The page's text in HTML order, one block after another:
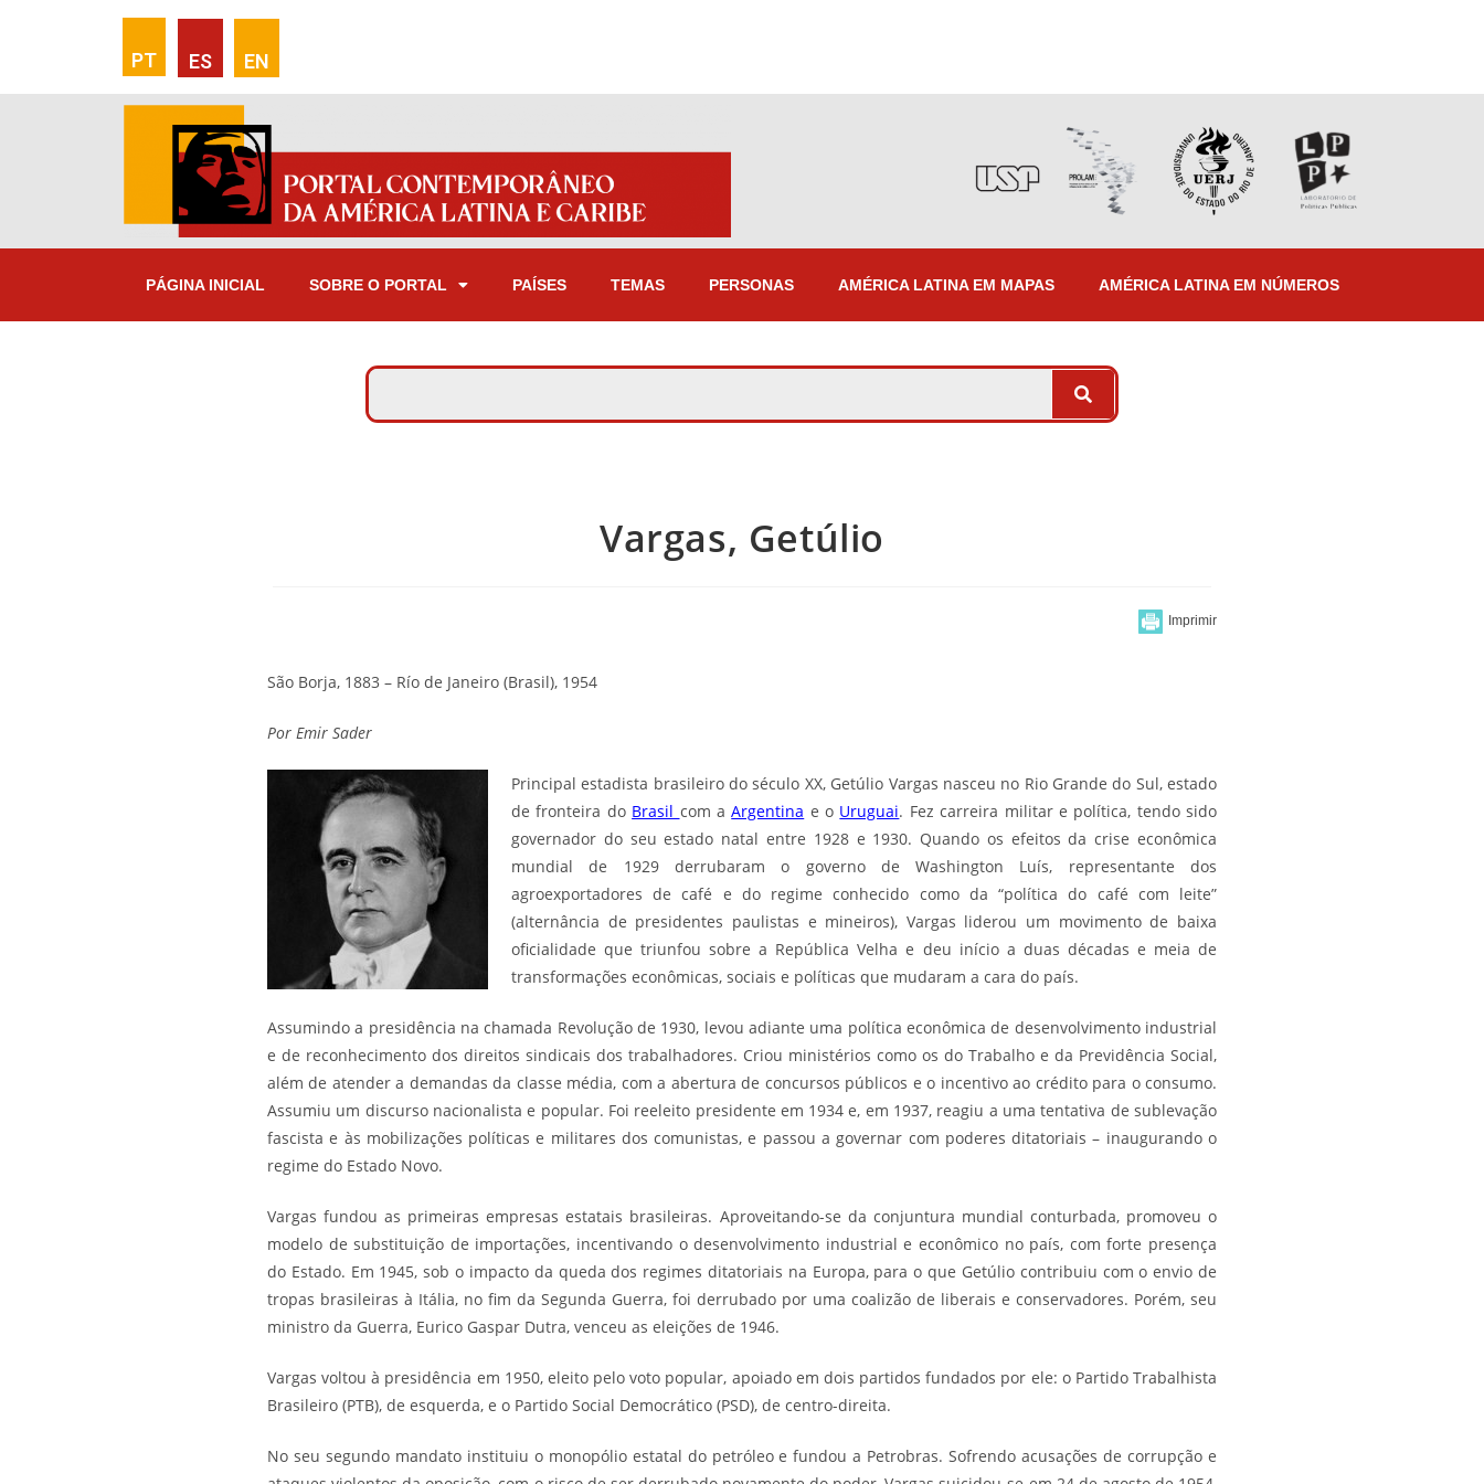
PT ES EN
PÁGINA INICIAL SOBRE O PORTAL PAÍSES TEMAS PERSONAS AMÉRICA LATINA EM MAPAS AMÉRICA LATINA EM NÚMEROS
Vargas, Getúlio
São Borja, 1883 – Río de Janeiro (Brasil), 1954
Por Emir Sader
Principal estadista brasileiro do século XX, Getúlio Vargas nasceu no Rio Grande do Sul, estado
de fronteira do Brasil com aArgentina e o Uruguai. Fez carreira militar e política, tendo sido
governador do seu estado natal entre 1928 e 1930. Quando os efeitos da crise econômica
mundial de 1929 derrubaram o governo de Washington Luís, representante dos
agroexportadores de café e do regime conhecido como da “política do café com leite”
(alternância de presidentes paulistas e mineiros), Vargas liderou um movimento de baixa
oficialidade que triunfou sobre a República Velha e deu início a duas décadas e meia de
transformações econômicas, sociais e políticas que mudaram a cara do país.
Assumindo a presidência na chamada Revolução de 1930, levou adiante uma política econômica de desenvolvimento industrial
e de reconhecimento dos direitos sindicais dos trabalhadores. Criou ministérios como os do Trabalho e da Previdência Social,
além de atender a demandas da classe média, com a abertura de concursos públicos e o incentivo ao crédito para o consumo.
Assumiu um discurso nacionalista e popular. Foi reeleito presidente em 1934 e, em 1937, reagiu a uma tentativa de sublevação
fascista e às mobilizações políticas e militares dos comunistas, e passou a governar com poderes ditatoriais – inaugurando o
regime do Estado Novo.
Vargas fundou as primeiras empresas estatais brasileiras. Aproveitando-se da conjuntura mundial conturbada, promoveu o
modelo de substituição de importações, incentivando o desenvolvimento industrial e econômico no país, com forte presença
do Estado. Em 1945, sob o impacto da queda dos regimes ditatoriais na Europa, para o que Getúlio contribuiu com o envio de
tropas brasileiras à Itália, no fim da Segunda Guerra, foi derrubado por uma coalizão de liberais e conservadores. Porém, seu
ministro da Guerra, Eurico Gaspar Dutra, venceu as eleições de 1946.
Vargas voltou à presidência em 1950, eleito pelo voto popular, apoiado em dois partidos fundados por ele: o Partido Trabalhista
Brasileiro (PTB), de esquerda, e o Partido Social Democrático (PSD), de centro-direita.
No seu segundo mandato instituiu o monopólio estatal do petróleo e fundou a Petrobras. Sofrendo acusações de corrupção e